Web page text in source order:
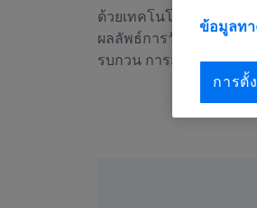
ด้วยเทคโนโลยีการวัดแ
ผลลัพธ์การวัดให้ข้อเสน
รบกวน การสั่นสะเทือน
ข้อมูลท
การตั้